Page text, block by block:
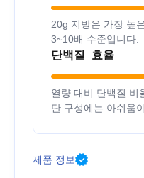
20g 지방은 가장 높
3~10배 수준입니다.
단백질_효율
열량 대비 단백질 비
단 구성에는 아쉬움
제품 정보